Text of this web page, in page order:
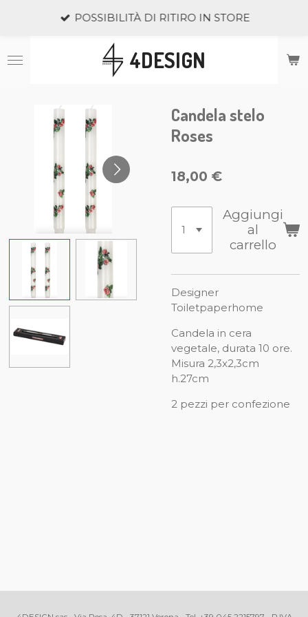
principale
4DESIGN
POSSIBILITÀ DI RITIRO IN STORE
Candela stelo
Roses
18,00 €
Aggiungi
al
carrello
Designer
Toiletpaperhome
Candela in cera
vegetale, durata 10 ore.
Misura 2,3x2,3cm
h.27cm
2 pezzi per confezione